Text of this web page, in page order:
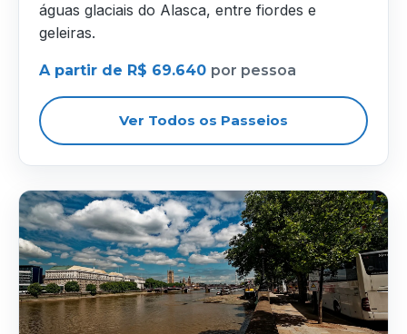
águas glaciais do Alasca, entre fiordes e
geleiras.
A partir de R$ 69.640 por pessoa
Ver Todos os Passeios